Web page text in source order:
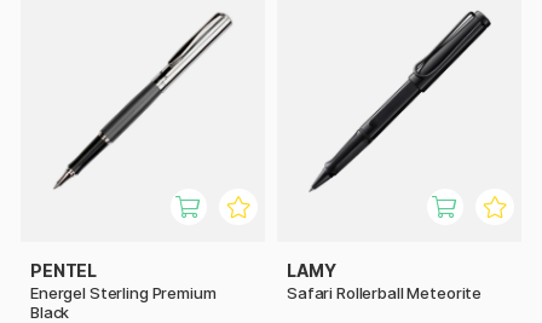
PENTEL
Energel Sterling Premium
Black
LAMY
Safari Rollerball Meteorite